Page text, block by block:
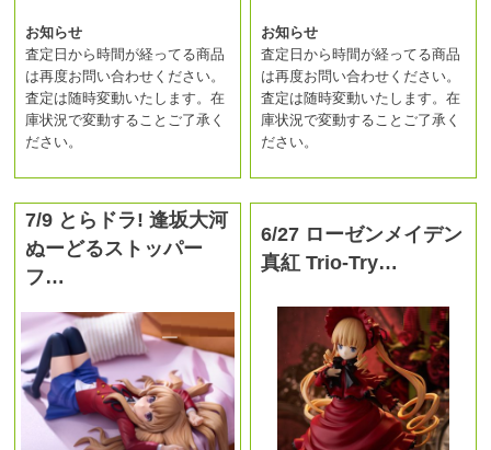
お知らせ
査定日から時間が経ってる商品
は再度お問い合わせください。
査定は随時変動いたします。在
庫状況で変動することご了承く
ださい。
お知らせ
査定日から時間が経ってる商品
は再度お問い合わせください。
査定は随時変動いたします。在
庫状況で変動することご了承く
ださい。
7/9 とらドラ! 逢坂大河
ぬーどるストッパー
フ…
6/27 ローゼンメイデン
真紅 Trio-Try…